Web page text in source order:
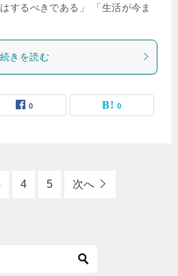
するべきである」 「生活が今ま
続きを読む
0 0
4 5 次へ